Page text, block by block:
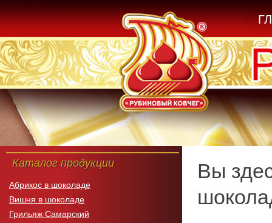
Каталог продукции
Абрикос в шоколаде
Вишня в шоколаде
Грильяж Самарский
Вы